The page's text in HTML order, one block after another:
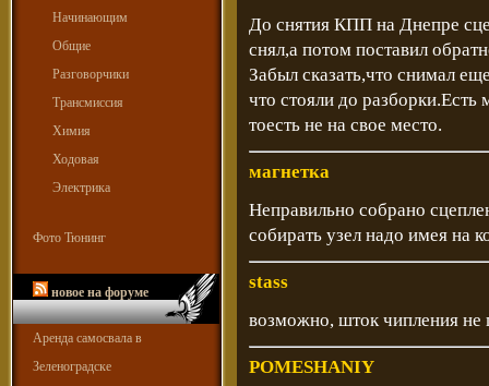
Начинающим
Общие
Разговорчики
Трансмиссия
Химия
Ходовая
Электрика
Фото Тюнинг
новое на форуме
Аренда самосвала в
Зеленоградске
До снятия КПП на Днепре
снял,а потом поставил
Забыл сказать,что снимал
что стояли до
тоесть не на свое место.
магнетка
Неправильно собрано
собирать узел надо имея на
stass
возможно, шток чипления
POMESHANIY